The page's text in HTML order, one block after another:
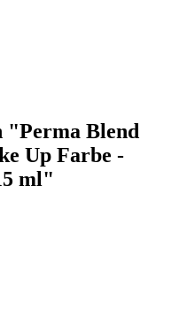
Blend
Up Farbe -
ml"